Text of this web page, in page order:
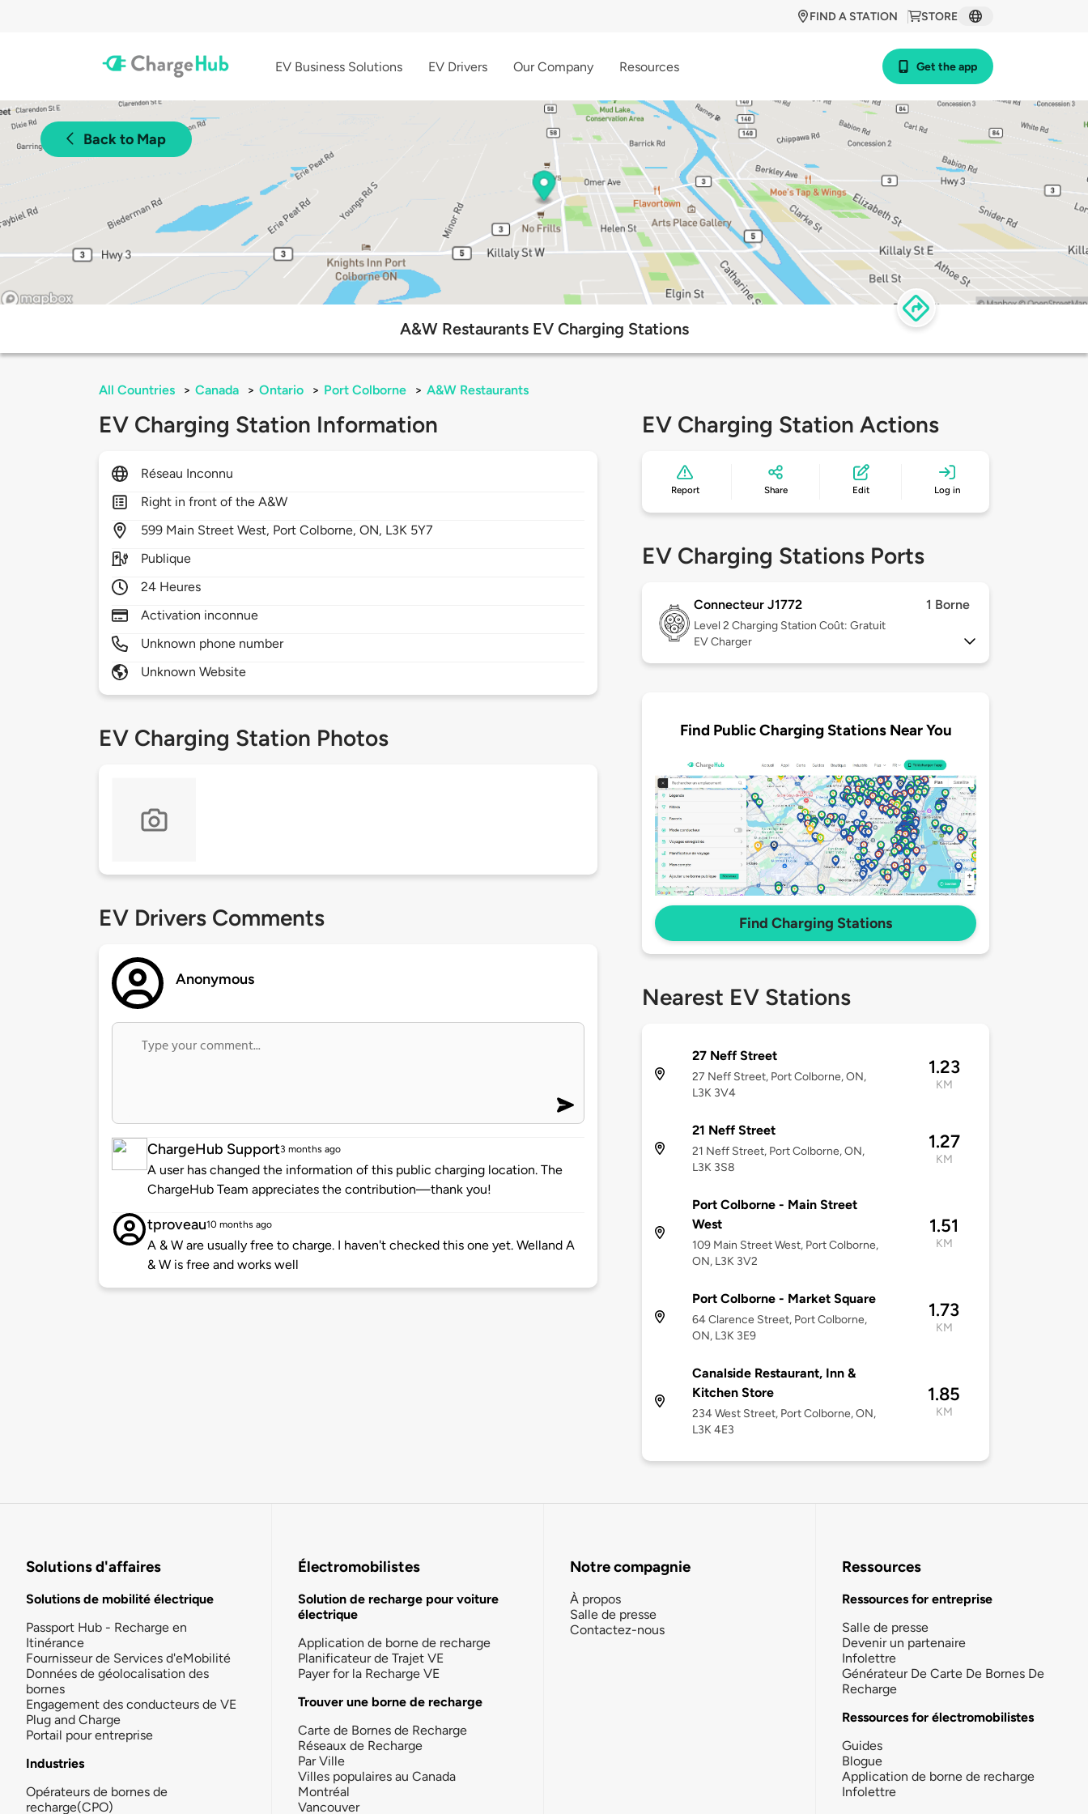
STORE
FIND A STATION
EV Business Solutions EV Drivers Our Company Resources Get the app
Back to Map
A&W Restaurants EV Charging Stations
All Countries > Canada > Ontario > Port Colborne > A&W Restaurants
EV Charging Station Information
Réseau Inconnu
Right in front of the A&W
599 Main Street West, Port Colborne,ON, L3K 5Y7
Publique
24 Heures
Activation inconnue
Unknown phone number
Unknown Website
EV Charging Station Photos
EV Drivers Comments
Anonymous
ChargeHub Support3 months ago
A user has changed the information of this public charging location. The
ChargeHub Team appreciates the contribution—thank you!
tproveau10 months ago
A & W are usually free to charge. I haven't checked this one yet. Welland A
& W is free and works well
EV Charging Station Actions
Report Share Edit Log in
EV Charging Stations Ports
Connecteur J1772 1 Borne
Level 2 Charging Station Coût: Gratuit
EV Charger
Find Public Charging Stations Near You
Find Charging Stations
Nearest EV Stations
27 Neff Street
27 Neff Street, Port Colborne, ON,
L3K 3V4
1.23
KM
21 Neff Street
21 Neff Street, Port Colborne, ON,
L3K 3S8
1.27
KM
Port Colborne - Main Street
West
109 Main Street West, Port Colborne,
ON, L3K 3V2
1.51
KM
Port Colborne - Market Square
64 Clarence Street, Port Colborne,
ON, L3K 3E9
1.73
KM
Canalside Restaurant, Inn &
Kitchen Store
234 West Street, Port Colborne, ON,
L3K 4E3
1.85
KM
Solutions d'affaires
Solutions de mobilité électrique
Passport Hub - Recharge en
Itinérance
Fournisseur de Services d'eMobilité
Données de géolocalisation des
bornes
Engagement des conducteurs de VE
Plug and Charge
Portail pour entreprise
Industries
Opérateurs de bornes de
recharge(CPO)
Électromobilistes
Solution de recharge pour voiture
électrique
Application de borne de recharge
Planificateur de Trajet VE
Payer for la Recharge VE
Trouver une borne de recharge
Carte de Bornes de Recharge
Réseaux de Recharge
Par Ville
Villes populaires au Canada
Montréal
Vancouver
Notre compagnie
À propos
Salle de presse
Contactez-nous
Ressources
Ressources for entreprise
Salle de presse
Devenir un partenaire
Infolettre
Générateur De Carte De Bornes De
Recharge
Ressources for électromobilistes
Guides
Blogue
Application de borne de recharge
Infolettre